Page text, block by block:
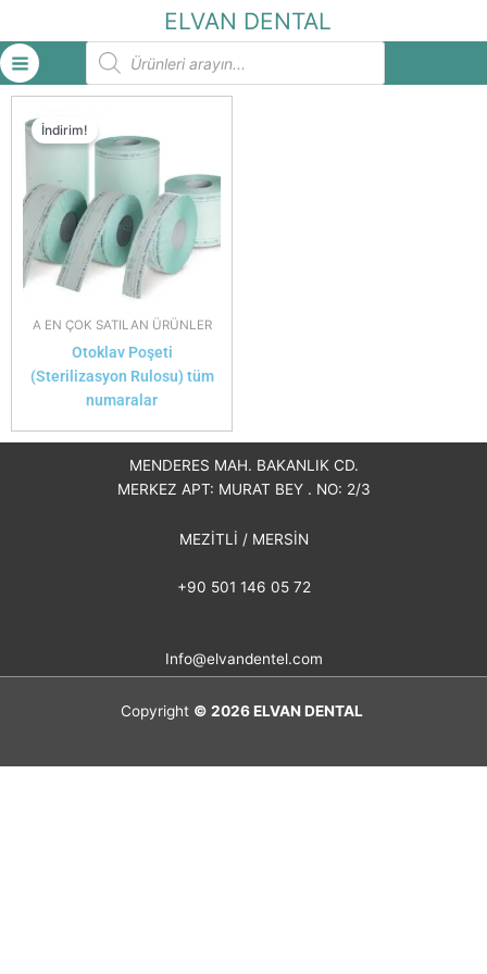
ELVAN DENTAL
Products
search
İndirim!
A EN ÇOK SATILAN ÜRÜNLER
Otoklav Poşeti
(Sterilizasyon Rulosu) tüm
numaralar
MENDERES MAH. BAKANLIK CD.
MERKEZ APT: MURAT BEY . NO: 2/3
MEZİTLİ / MERSİN
+90 501 146 05 72
Info@elvandentel.com
Copyright © 2026ELVAN DENTAL